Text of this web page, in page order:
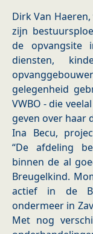
Dirk Van
zijn
de opvangsite
diensten,
gelegenheid
VWBO - die
geven over haar
Ina Becu,
“De afdeling
binnen de al
Breugelkind.
actief in de
ondermeer in
Met nog